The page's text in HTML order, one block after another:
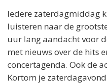
Iedere zaterdagmiddag
luisteren naar de
uur lang aandacht voor
met nieuws over de hits
concertagenda. Ook de
Kortom je